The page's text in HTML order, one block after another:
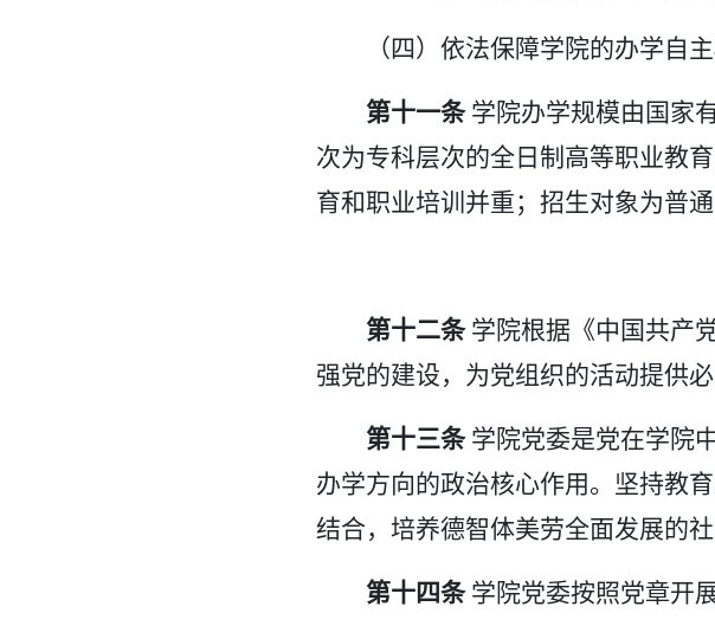
（四）依法保障学院的办学自
第十一条 学院办学规模由国家
次为专科层次的全日制高等职业教
育和职业培训并重；招生对象为普
第十二条 学院根据《中国共产
强党的建设，为党组织的活动提供
第十三条 学院党委是党在学院
办学方向的政治核心作用。坚持教
结合，培养德智体美劳全面发展的
第十四条 学院党委按照党章开